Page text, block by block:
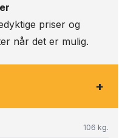
priser og
når det er mulig.
+
106 kg.